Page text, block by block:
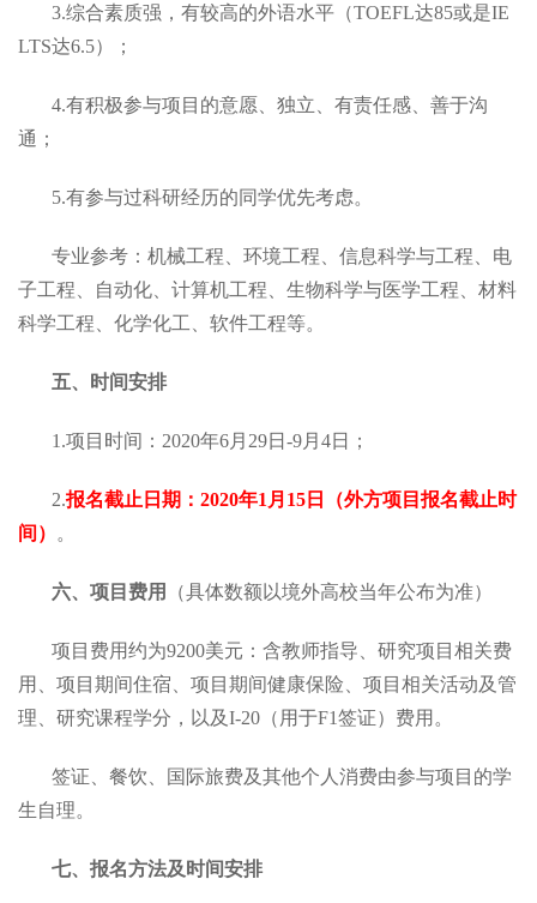
3.综合素质强，有较高的外语水平（TOEFL达85或是IE
LTS达6.5）；
4.有积极参与项目的意愿、独立、有责任感、善于沟
通；
5.有参与过科研经历的同学优先考虑。
专业参考：机械工程、环境工程、信息科学与工程、电
子工程、自动化、计算机工程、生物科学与医学工程、材料
科学工程、化学化工、软件工程等。
五、时间安排
1.项目时间：2020年6月29日-9月4日；
2.报名截止日期：2020年1月15日（外方项目报名截止时
间）
。
六、项目费用 （具体数额以境外高校当年公布为准）
项目费用约为9200美元：含教师指导、研究项目相关费
用、项目期间住宿、项目期间健康保险、项目相关活动及管
理、研究课程学分，以及I-20（用于F1签证）费用。
签证、餐饮、国际旅费及其他个人消费由参与项目的学
生自理。
七、报名方法及时间安排